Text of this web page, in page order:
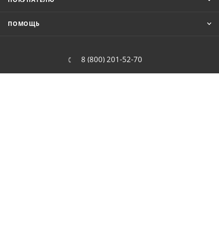
ПОМОЩЬ
8 (800) 201-52-70
order@cit.ru